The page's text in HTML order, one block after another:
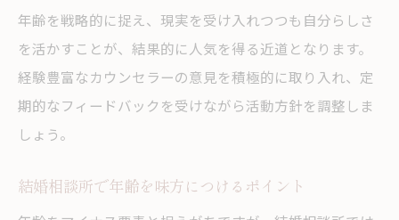
年齢を戦略的に捉え、現実を受け入れつつも自分らしさ
を活かすことが、結果的に人気を得る近道となります。
経験豊富なカウンセラーの意見を積極的に取り入れ、定
期的なフィードバックを受けながら活動方針を調整しま
しょう。
結婚相談所で年齢を味方につけるポイント